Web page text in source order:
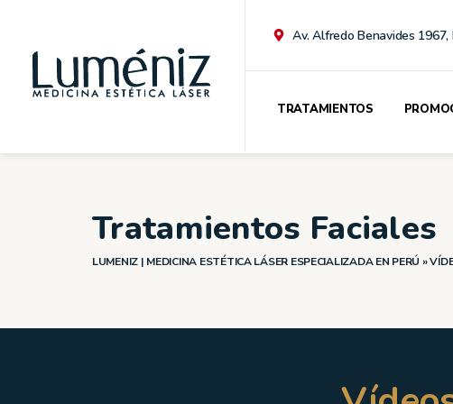
Av. Alfredo Benavides
TRATAMIENTOS
Tratamientos Faciales
LUMENIZ | MEDICINA ESTÉTICA LÁSER ESPECIALIZADA EN PERÚ »